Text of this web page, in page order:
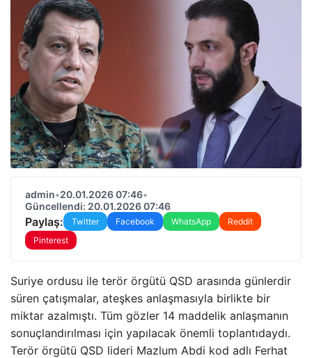
admin•20.01.2026 07:46•
Güncellendi: 20.01.2026 07:46
Paylaş: Twitter Facebook WhatsApp
Reddit
Pinterest
Suriye ordusu ile terör örgütü QSD arasında günlerdir
süren çatışmalar, ateşkes anlaşmasıyla birlikte bir
miktar azalmıştı. Tüm gözler 14 maddelik anlaşmanın
sonuçlandırılması için yapılacak önemli toplantıdaydı.
Terör örgütü QSD lideri Mazlum Abdi kod adlı Ferhat